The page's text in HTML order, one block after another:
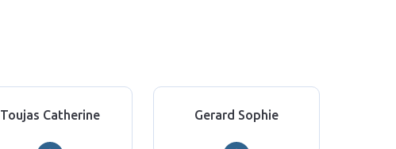
Toujas Catherine Gerard Sophie